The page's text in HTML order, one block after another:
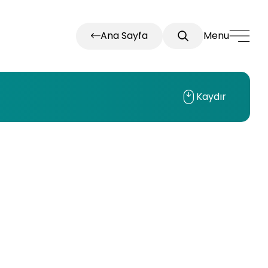
Ana Sayfa Menu
Kaydır